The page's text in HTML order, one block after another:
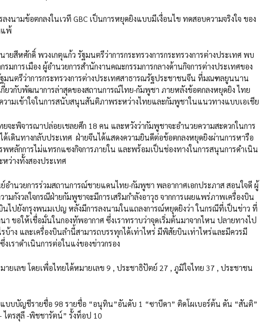
ลงนามข้อตกลงในเวที GBC เป็นการหยุดยิงแบบมีเงื่อนไข ทดสอบความจริงใจ ของ
แพ้
ยสีหศักดิ์ พวงเกตุแก้ว รัฐมนตรีว่าการกระทรวงการกระทรวงการต่างประเทศ พบ
มการเมือง ผู้อำนวยการสำนักงานคณะกรรมการกลางด้านกิจการต่างประเทศของ
นตรีว่าการกระทรวงการต่างประเทศสาธารณรัฐประชาชนจีน ที่มณฑลยูนนาน
ยวกับพัฒนาการล่าสุดของสถานการณ์ไทย-กัมพูชา ภายหลังข้อตกลงหยุดยิง ไทย
มเข้าใจในการสนับสนุนสันติภาพระหว่างไทยและกัมพูชาในแนวทางแบบเอเชีย
ยจะพิจารณาปล่อยเชลยศึก 18 คน และหวังว่ากัมพูชาจะอำนวยความสะดวกในการ
เดินทางกลับประเทศ ฝ่ายจีนได้แสดงความยินดีต่อข้อตกลงหยุดยิงผ่านการหารือ
พหลักการไม่แทรกแซงกิจการภายใน และพร้อมเป็นช่องทางในการสนุนการดำเนิน
ว่างทั้งสองประเทศ
อำนวยการร่วมสถานการณ์ชายแดนไทย-กัมพูชา พลอากาศเอกประภาส สอนใจดี ผู้
ามกังวลใจกรณีฝ่ายกัมพูชาจะมีการเสริมกำลังอาวุธ จากการเผยแพร่ภาพเครื่องบิน
นไปยังกรุงพนมเปญ หลังมีการลงนามในแถลงการณ์หยุดยิงว่า ในกรณีที่เป็นข่าว ที่
า ขอให้เชื่อมั่นในกองทัพอากาศ ซึ่งเราทราบว่าจุดเริ่มต้นมาจากไหน ปลายทางไป
บ้าง และเครื่องบินลำนี้สามารถบรรทุกได้เท่าไหร่ มีพิสัยบินเท่าไหร่และมีควรมี
เราดำเนินการต่อในแง่ของข่าวกรอง
ายเลข โดยเพื่อไทยได้หมายเลข 9 , ประชาธิปัตย์ 27 , ภูมิใจไทย 37 , ประชาชน
แบบบัญชีรายชื่อ 98 รายชื่อ “อนุทิน”อันดับ 1 “ซาบีดา” ติดโผเบอร์ต้น ดัน “สันติ”
ไตรสุลี -พิชชารัตน์” รั้งท็อป 10